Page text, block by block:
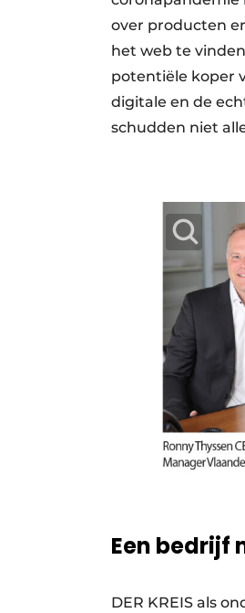
over producten
het web te
potentiële koper
digitale en de
schudden niet
Een bedrijf
DER KREIS als